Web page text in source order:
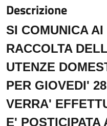
Descrizione
SI COMUNICA
RACCOLTA
UTENZE
PER GIOVEDI'
VERRA'
E' POSTICIPATA